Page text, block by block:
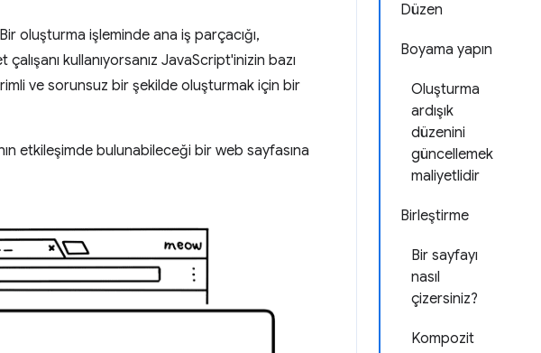
Düzen
Boyama yapın
Oluşturma
ardışık
düzenini
güncellemek
maliyetlidir
Birleştirme
Bir sayfayı
nasıl
çizersiniz?
Kompozit
oluşturma işleminde ana iş parçacığı,
kullanıyorsanız JavaScript'inizin bazı
ve sorunsuz bir şekilde oluşturmak için bir
etkileşimde bulunabileceği bir web sayfasına